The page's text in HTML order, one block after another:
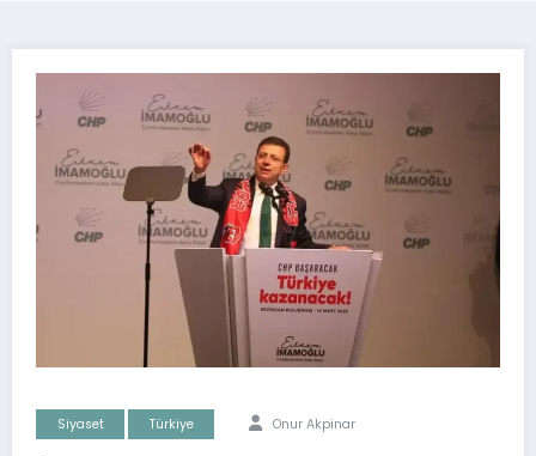
Siyaset Türkiye Onur Akpinar